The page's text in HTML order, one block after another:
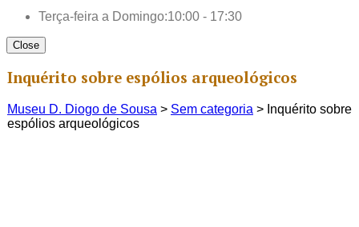
Terça-feira a Domingo:10:00 - 17:30
Close
Inquérito sobre espólios arqueológicos
Museu D. Diogo de Sousa > Sem categoria > Inquérito sobre
espólios arqueológicos